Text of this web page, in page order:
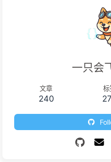
一只会
文章
240
标